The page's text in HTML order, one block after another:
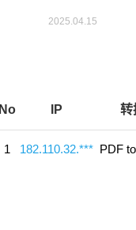
No IP 转
1 182.110.32.*** PDF